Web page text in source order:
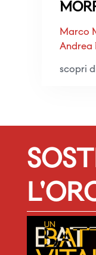
Marco
Andrea
scopri